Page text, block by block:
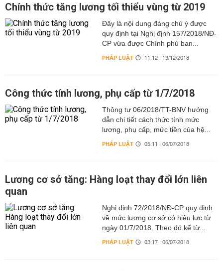
Chính thức tăng lương tối thiểu vùng từ 2019
Đây là nội dung đáng chú ý được
quy định tại Nghị định 157/2018/NĐ-
CP vừa được Chính phủ ban...
PHÁP LUẬT 11:12 | 13/12/2018
Công thức tính lương, phụ cấp từ 1/7/2018
Thông tư 06/2018/TT-BNV hướng
dẫn chi tiết cách thức tính mức
lương, phụ cấp, mức tiền của hệ...
PHÁP LUẬT 05:11 | 06/07/2018
Lương cơ sở tăng: Hàng loạt thay đổi lớn liên
quan
Nghị định 72/2018/NĐ-CP quy định
về mức lương cơ sở có hiệu lực từ
ngày 01/7/2018. Theo đó kể từ...
PHÁP LUẬT 03:17 | 06/07/2018